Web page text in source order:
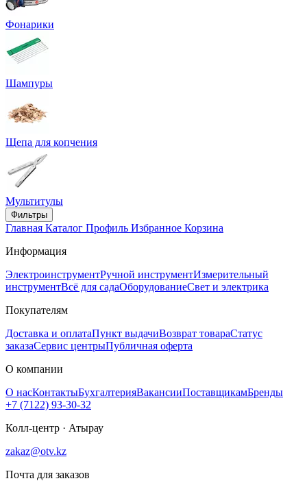
Фонарики
Шампуры
Щепа для копчения
Мультитулы
Фильтры
Главная Каталог Профиль Избранное Корзина
Информация
ЭлектроинструментРучной инструментИзмерительный
инструментВсё для садаОборудованиеСвет и электрика
Покупателям
Доставка и оплатаПункт выдачиВозврат товараСтатус
заказаСервис центрыПубличная оферта
О компании
О насКонтактыБухгалтерияВакансииПоставщикамБренды
+7 (7122) 93-30-32
Колл-центр · Атырау
zakaz@otv.kz
Почта для заказов